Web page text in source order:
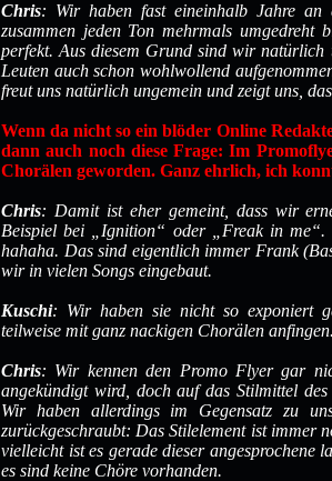
Chris: Wir haben fast eineinhalb Jahre an
zusammen jeden Ton mehrmals
perfekt. Aus diesem Grund sind wir
Leuten auch schon wohlwollend
freut uns natürlich ungemein und zeigt uns,
Wenn da nicht so ein blöder Online
dann auch noch diese Frage: Im
Chorälen geworden. Ganz ehrlich, ich
Chris: Damit ist eher gemeint, dass wir
Beispiel bei „Ignition“ oder „Freak in me“.
hahaha. Das sind eigentlich immer Frank
wir in vielen Songs eingebaut.
Kuschi: Wir haben sie nicht so exponiert
teilweise mit ganz nackigen Chorälen anfingen.
Chris: Wir kennen den Promo Flyer gar
angekündigt wird, doch auf das Stilmittel
Wir haben allerdings im Gegensatz zu
zurückgeschraubt: Das Stilelement ist immer
vielleicht ist es gerade dieser angesprochene
es sind keine Chöre vorhanden.